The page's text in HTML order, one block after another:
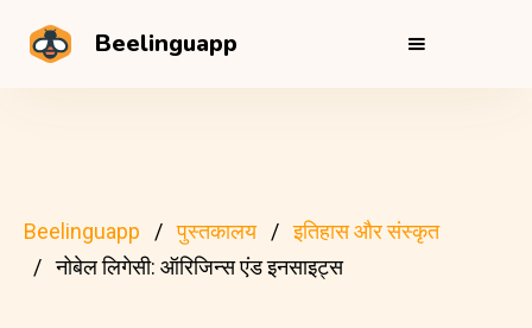
Beelinguapp
Beelinguapp पुस्तकालय
इतिहास और संस्कृत
नोबेल लिगेसी: ऑरिजिन्स एंड इनसाइट्स